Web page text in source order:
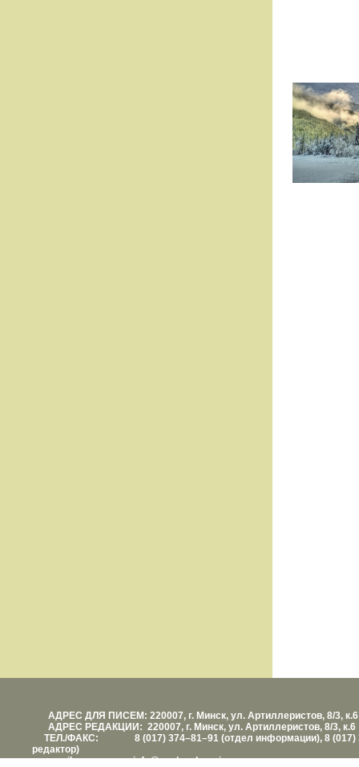
АДРЕС ДЛЯ ПИСЕМ: 220007, г. Минск, ул. Артиллеристов, 8/3, к.6
АДРЕС РЕДАКЦИИ: 220007, г. Минск, ул. Артиллеристов, 8/3, к.6
ТЕЛ./ФАКС: 8 (017) 374–81–91 (отдел информации), 8 (017)
редактор)
е-mail: info@vashezdorovie.com